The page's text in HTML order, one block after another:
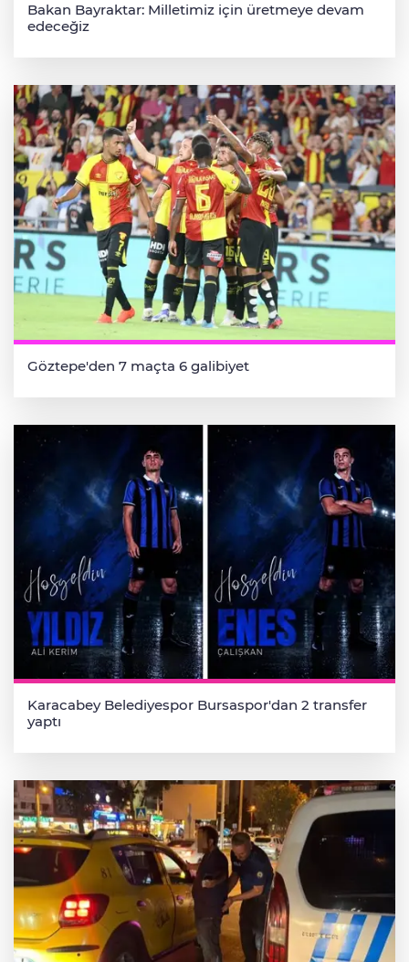
Bakan Bayraktar: Milletimiz için üretmeye devam
edeceğiz
Göztepe'den 7 maçta 6 galibiyet
Karacabey Belediyespor Bursaspor'dan 2 transfer
yaptı